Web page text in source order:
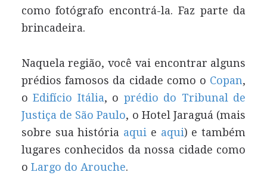
como fotógrafo encontrá-la. Faz parte da
brincadeira.
Naquela região, você vai encontrar alguns
prédios famosos da cidade como o Copan,
oEdifício Itália, o prédio do Tribunal de
Justiça de São Paulo, o Hotel Jaraguá (mais
sobre sua história aqui e aqui) e também
lugares conhecidos da nossa cidade como
o Largo do Arouche.